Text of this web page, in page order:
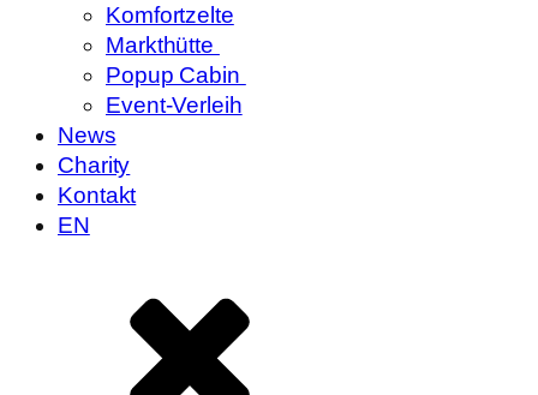
Komfortzelte
Markthütte
Popup Cabin
Event-Verleih
News
Charity
Kontakt
EN